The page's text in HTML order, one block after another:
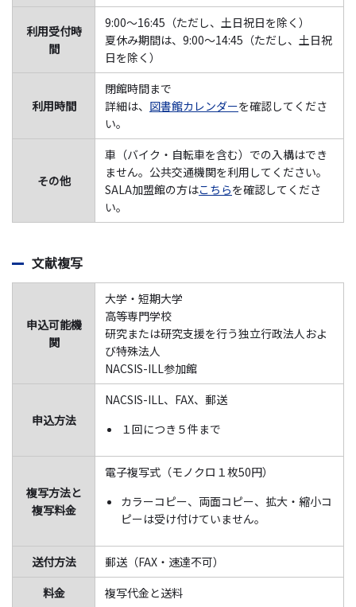
利用受付時
間
9:00～16:45（ただし、土日祝日を除く）
夏休み期間は、9:00～14:45（ただし、土日祝
日を除く）
利用時間
閉館時間まで
詳細は、 図書館カレンダーを確認してくださ
い。
その他
車（バイク・自転車を含む）での入構はでき
ません。公共交通機関を利用してください。
SALA加盟館の方はこちらを確認してくださ
い。
文献複写
申込可能機
関
大学・短期大学
高等専門学校
研究または研究支援を行う独立行政法人およ
び特殊法人
NACSIS-ILL参加館
申込方法
NACSIS-ILL、FAX、郵送
１回につき５件まで
複写方法と
複写料金
電子複写式（モノクロ１枚50円）
カラーコピー、両面コピー、拡大・縮小コ
ピーは受け付けていません。
送付方法
郵送（FAX・速達不可）
料金
複写代金と送料